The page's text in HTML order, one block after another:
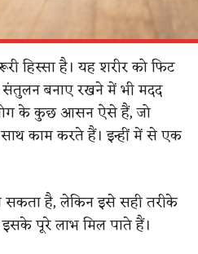
हिस्सा है। यह शरीर को फिट
बनाए रखने में भी मदद
के कुछ आसन ऐसे हैं, जो
काम करते हैं। इन्हीं में से एक
है, लेकिन इसे सही तरीके
पूरे लाभ मिल पाते हैं।